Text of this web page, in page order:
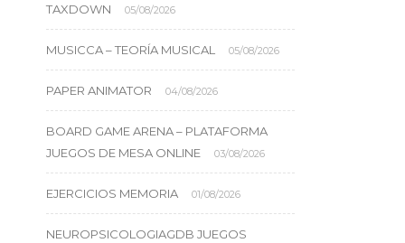
TAXDOWN 05/08/2026
MUSICCA – TEORÍA MUSICAL 05/08/2026
PAPER ANIMATOR 04/08/2026
BOARD GAME ARENA – PLATAFORMA
JUEGOS DE MESA ONLINE
03/08/2026
EJERCICIOS MEMORIA 01/08/2026
NEUROPSICOLOGIAGDB JUEGOS